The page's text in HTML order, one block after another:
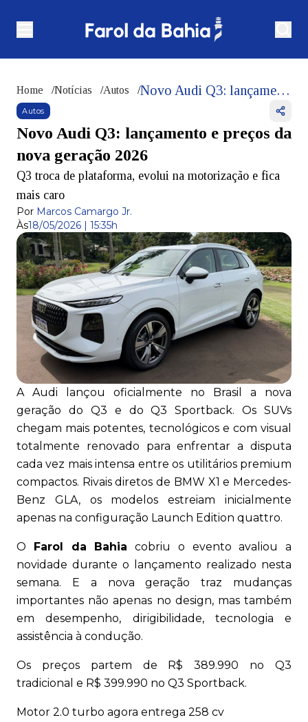
Home /Notícias /Autos / Novo Audi Q3: lançamento e preços da nova geração 2026
Autos
Novo Audi Q3: lançamento e preços da
nova geração 2026
Q3 troca de plataforma, evolui na motorização e fica
mais caro
Por Marcos Camargo Jr.
Às18/05/2026 | 15:35h
A Audi lançou oficialmente no Brasil a nova
geração do Q3 e do Q3 Sportback. Os SUVs
chegam mais potentes, tecnológicos e com visual
totalmente renovado para enfrentar a disputa
cada vez mais intensa entre os utilitários premium
compactos. Rivais diretos de BMW X1 e Mercedes-
Benz GLA, os modelos estreiam inicialmente
apenas na configuração Launch Edition quattro.
O Farol da Bahia cobriu o evento avaliou a
novidade durante o lançamento realizado nesta
semana. E a nova geração traz mudanças
importantes não apenas no design, mas também
em desempenho, dirigibilidade, tecnologia e
assistência à condução.
Os preços partem de R$ 389.990 no Q3
tradicional e R$ 399.990 no Q3 Sportback.
Motor 2.0 turbo agora entrega 258 cv